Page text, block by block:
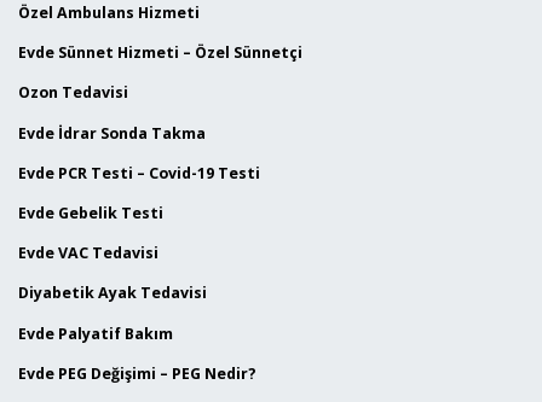
Özel Ambulans Hizmeti
Evde Sünnet Hizmeti – Özel Sünnetçi
Ozon Tedavisi
Evde İdrar Sonda Takma
Evde PCR Testi – Covid-19 Testi
Evde Gebelik Testi
Evde VAC Tedavisi
Diyabetik Ayak Tedavisi
Evde Palyatif Bakım
Evde PEG Değişimi – PEG Nedir?